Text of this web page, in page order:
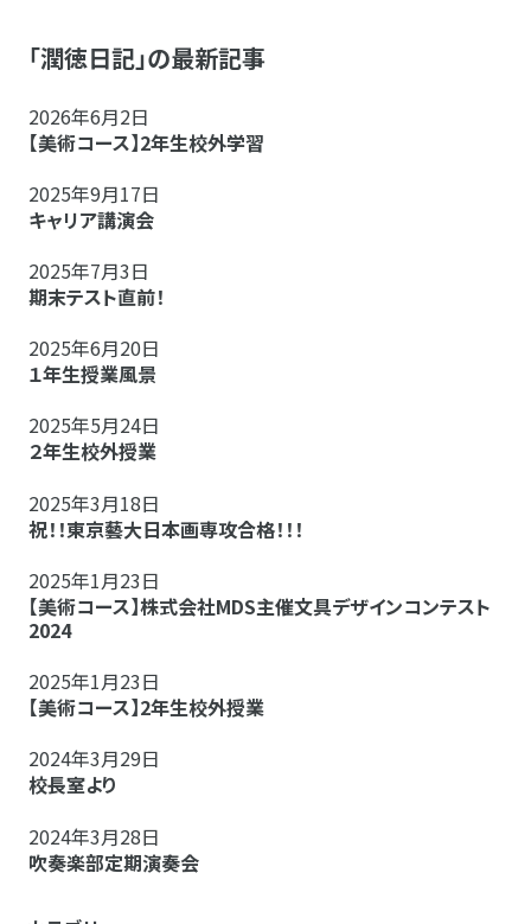
「潤徳日記」の最新記事
2026年6月2日
【美術コース】2年生校外学習
2025年9月17日
キャリア講演会
2025年7月3日
期末テスト直前！
2025年6月20日
１年生授業風景
2025年5月24日
２年生校外授業
2025年3月18日
祝！！東京藝大日本画専攻合格！！！
2025年1月23日
【美術コース】株式会社MDS主催文具デザインコンテスト
2024
2025年1月23日
【美術コース】2年生校外授業
2024年3月29日
校長室より
2024年3月28日
吹奏楽部定期演奏会